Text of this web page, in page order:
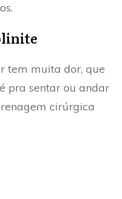
tem muita dor, que
pra sentar ou andar
cirúrgica